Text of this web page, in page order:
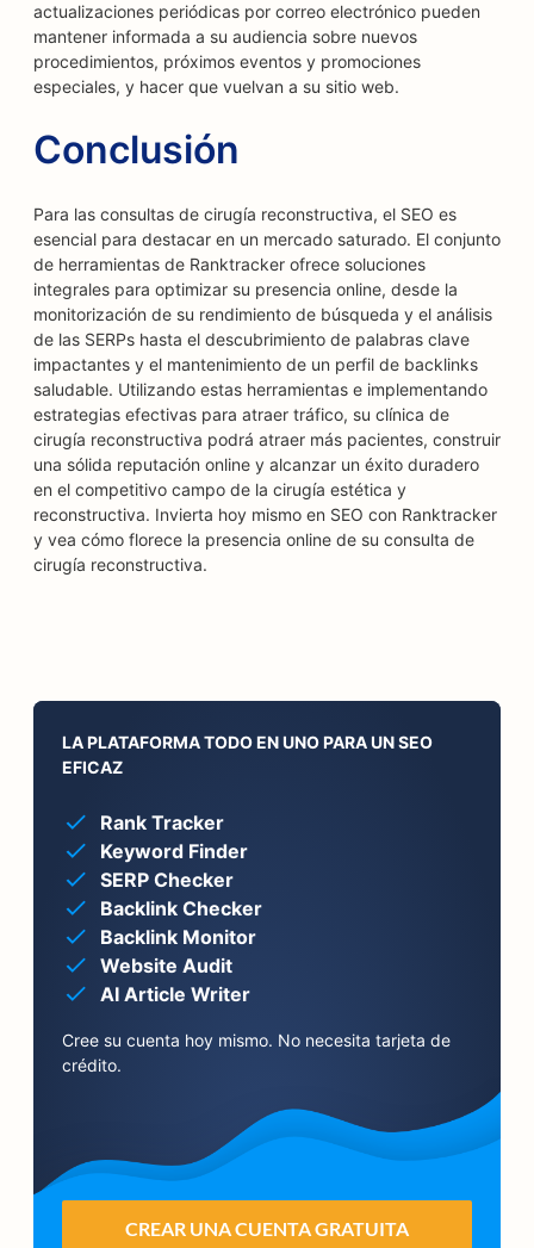
actualizaciones periódicas por correo electrónico pueden
mantener informada a su audiencia sobre nuevos
procedimientos, próximos eventos y promociones
especiales, y hacer que vuelvan a su sitio web.
Conclusión
Para las consultas de cirugía reconstructiva, el SEO es
esencial para destacar en un mercado saturado. El conjunto
de herramientas de Ranktracker ofrece soluciones
integrales para optimizar su presencia online, desde la
monitorización de su rendimiento de búsqueda y el análisis
de las SERPs hasta el descubrimiento de palabras clave
impactantes y el mantenimiento de un perfil de backlinks
saludable. Utilizando estas herramientas e implementando
estrategias efectivas para atraer tráfico, su clínica de
cirugía reconstructiva podrá atraer más pacientes, construir
una sólida reputación online y alcanzar un éxito duradero
en el competitivo campo de la cirugía estética y
reconstructiva. Invierta hoy mismo en SEO con Ranktracker
y vea cómo florece la presencia online de su consulta de
cirugía reconstructiva.
LA PLATAFORMA TODO EN UNO PARA UN SEO
EFICAZ
Rank Tracker
Keyword Finder
SERP Checker
Backlink Checker
Backlink Monitor
Website Audit
AI Article Writer
Cree su cuenta hoy mismo. No necesita tarjeta de
crédito.
CREAR UNA CUENTA GRATUITA